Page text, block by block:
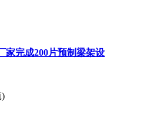
家完成200片预制梁架设
)